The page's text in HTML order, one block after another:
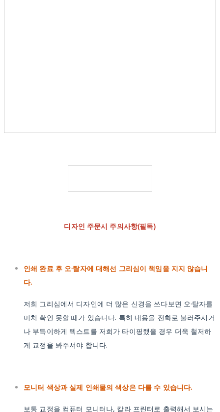
디자인 주문시 주의사항(필독)
인쇄 완료 후 오·탈자에 대해선 그리심이 책임을 지지 않습니
다.
저희 그리심에서 디자인에 더 많은 신경을 쓰다보면 오·탈자를
미처 확인 못할 때가 있습니다. 특히 내용을 전화로 불러주시거
나 부득이하게 텍스트를 저희가 타이핑했을 경우 더욱 철저하
게 교정을 봐주셔야 합니다.
모니터 색상과 실제 인쇄물의 색상은 다를 수 있습니다.
보통 교정을 컴퓨터 모니터나, 칼라 프린터로 출력해서 보시는